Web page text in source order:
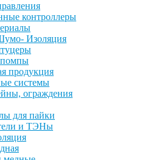
контроллеры
Изоляция
продукция
системы
ограждения
для пайки
и ТЭНы